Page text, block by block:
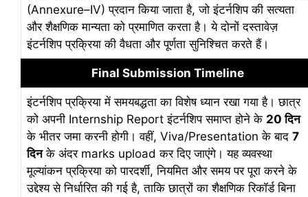
(Annexure–IV) प्रदान किया जाता है, जो इंटर्नशिप की सत्यता
और शैक्षणिक मान्यता को प्रमाणित करता है। ये दोनों दस्तावेज़
इंटर्नशिप प्रक्रिया की वैधता और पूर्णता सुनिश्चित करते हैं।
Final Submission Timeline
इंटर्नशिप प्रक्रिया में समयबद्धता का विशेष ध्यान रखा गया है। छात्र
को अपनी Internship Report इंटर्नशिप समाप्त होने के 20 दिन
के भीतर जमा करनी होगी। वहीं, Viva/Presentation के बाद 7
दिनके अंदर marks upload कर दिए जाएंगे। यह व्यवस्था
मूल्यांकन प्रक्रिया को पारदर्शी, नियमित और समय पर पूरा करने के
उद्देश्य से निर्धारित की गई है, ताकि छात्रों का शैक्षणिक रिकॉर्ड बिना